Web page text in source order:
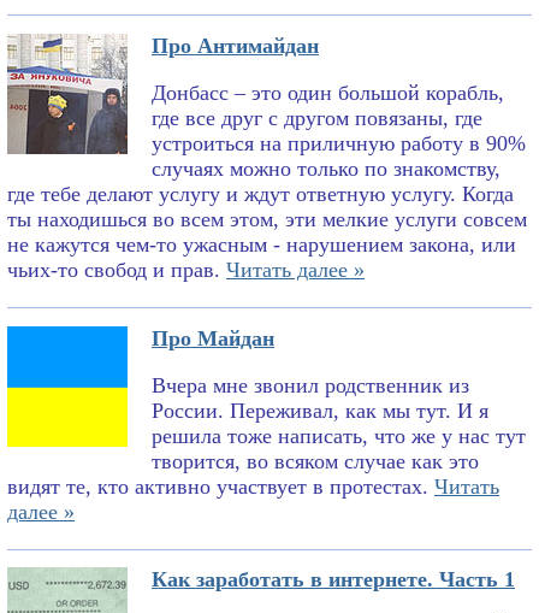
Про Антимайдан
Донбасс – это один большой корабль,
где все друг с другом повязаны, где
устроиться на приличную работу в 90%
случаях можно только по знакомству,
где тебе делают услугу и ждут ответную услугу. Когда
ты находишься во всем этом, эти мелкие услуги совсем
не кажутся чем-то ужасным - нарушением закона, или
чьих-то свобод и прав. Читать далее »
Про Майдан
Вчера мне звонил родственник из
России. Переживал, как мы тут. И я
решила тоже написать, что же у нас тут
творится, во всяком случае как это
видят те, кто активно участвует в протестах. Читать
далее »
Как заработать в интернете. Часть 1